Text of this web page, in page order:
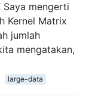
Saya mengerti
Kernel Matrix
jumlah
mengatakan,
large-data